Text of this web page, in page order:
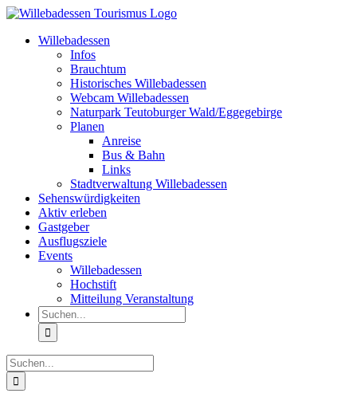
Zum
springenWillebadessen
Infos
Brauchtum
Historisches Willebadessen
Webcam Willebadessen
Naturpark Teutoburger Wald/Eggegebirge
Planen
Anreise
Bus & Bahn
Links
Stadtverwaltung Willebadessen
Sehenswürdigkeiten
Aktiv erleben
Gastgeber
Ausflugsziele
Events
Willebadessen
Hochstift
Mitteilung Veranstaltung
Suche
nach:
Suche
nach: